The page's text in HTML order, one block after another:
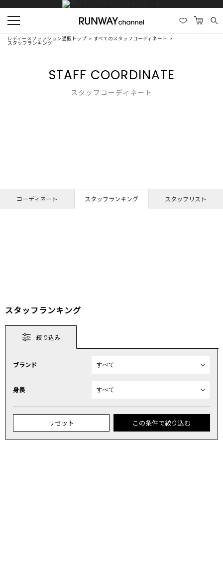
レディースファッション通販トップ すべてのスタッフコーディネート
スタッフランキング
STAFF COORDINATE
スタッフコーディネート
コーディネート スタッフランキング スタッフリスト
スタッフランキング
絞り込み
ブランド
身長
リセット この条件で絞り込む